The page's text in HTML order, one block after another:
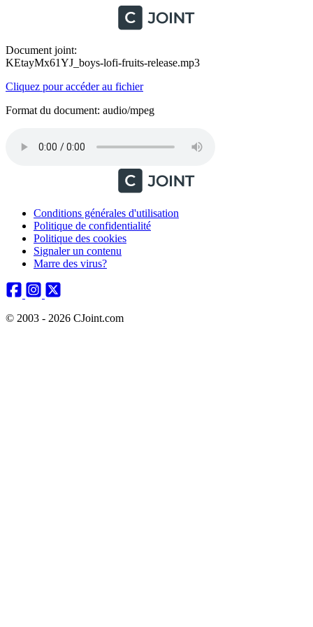
Document joint:
KEtayMx61YJ_boys-lofi-fruits-release.mp3
Cliquez pour accéder au fichier
Format du document: audio/mpeg
Conditions générales d'utilisation
Politique de confidentialité
Politique des cookies
Signaler un contenu
Marre des virus?
© 2003 - 2026 CJoint.com